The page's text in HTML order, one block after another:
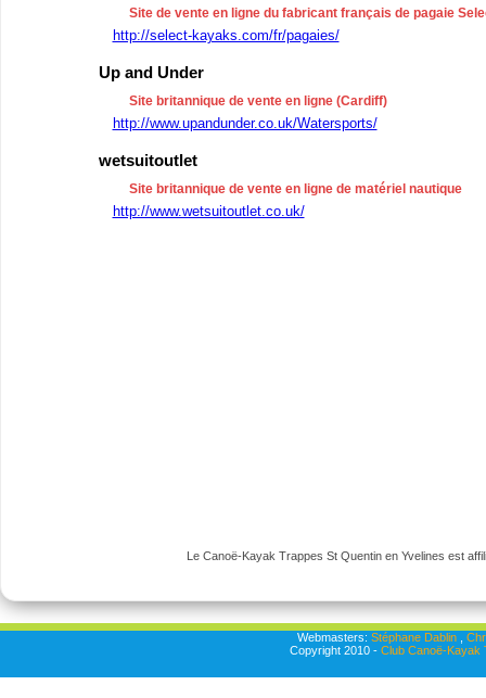
Site de vente en ligne du fabricant français de pagaie
http://select-kayaks.com/fr/pagaies/
Up and Under
Site britannique de vente en ligne (Cardiff)
http://www.upandunder.co.uk/Watersports/
wetsuitoutlet
Site britannique de vente en ligne de matériel nautique
http://www.wetsuitoutlet.co.uk/
Le Canoë-Kayak Trappes St Quentin en Yvelines est
Webmasters: Stéphane Dablin,
Copyright 2010 - Club Canoë-Kayak